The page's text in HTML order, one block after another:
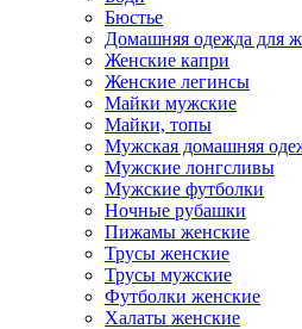
Бюстье
Домашняя одежда для
Женские капри
Женские легинсы
Майки мужские
Майки, топы
Мужская домашняя
Мужские лонгсливы
Мужские футболки
Ночные рубашки
Пижамы женские
Трусы женские
Трусы мужские
Футболки женские
Халаты женские